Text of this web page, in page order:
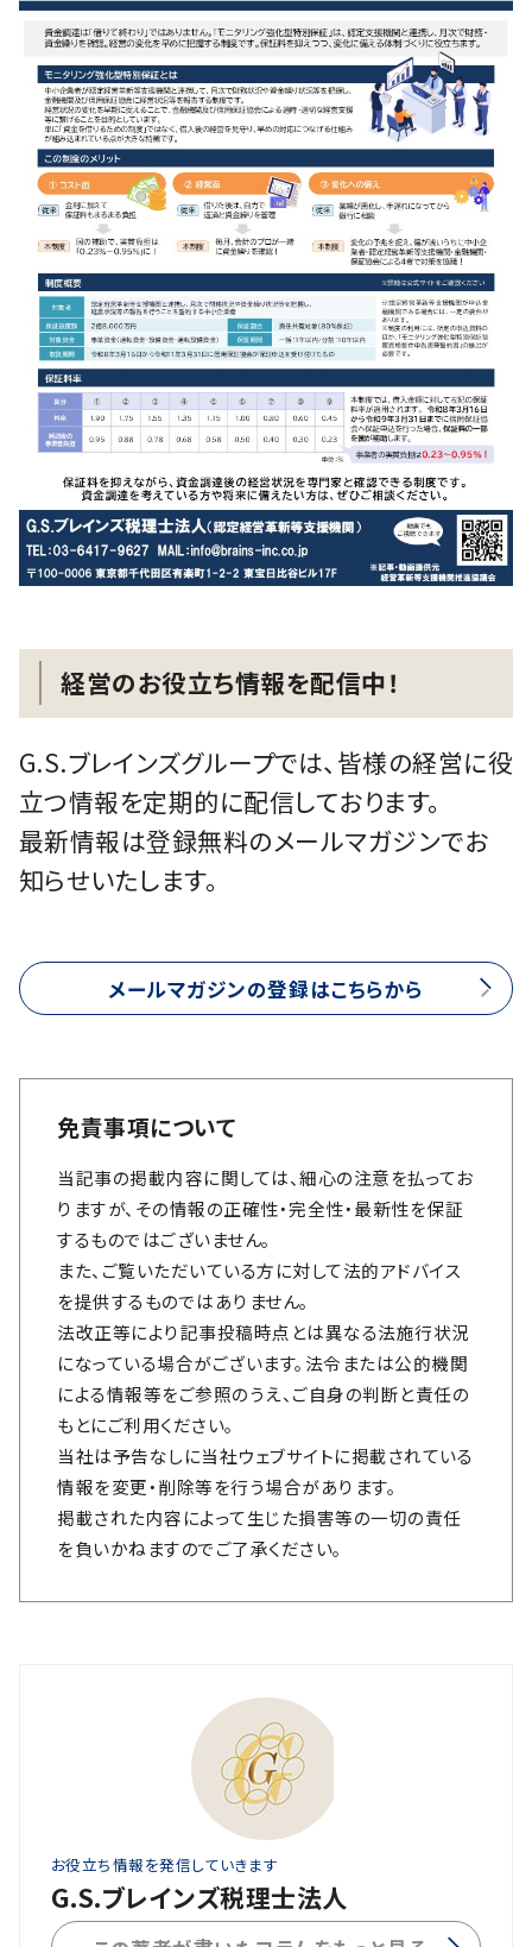
経営のお役立ち情報を配信中！
G.S.ブレインズグループでは、皆様の経営に役
立つ情報を定期的に配信しております。
最新情報は登録無料のメールマガジンでお
知らせいたします。
メールマガジンの登録はこちらから
免責事項について
当記事の掲載内容に関しては、細心の注意を払ってお
りますが、その情報の正確性・完全性・最新性を保証
するものではございません。
また、ご覧いただいている方に対して法的アドバイス
を提供するものではありません。
法改正等により記事投稿時点とは異なる法施行状況
になっている場合がございます。法令または公的機関
による情報等をご参照のうえ、ご自身の判断と責任の
もとにご利用ください。
当社は予告なしに当社ウェブサイトに掲載されている
情報を変更・削除等を行う場合があります。
掲載された内容によって生じた損害等の一切の責任
を負いかねますのでご了承ください。
お役立ち情報を発信していきます
G.S.ブレインズ税理士法人